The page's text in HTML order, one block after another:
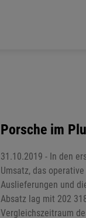
Porsche im
31.10.2019 - In den
Umsatz, das
Auslieferungen und
Absatz lag mit 202
Vergleichszeitraum